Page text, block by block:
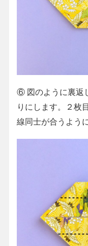
⑥ 図のように裏返
りにします。２枚
線同士が合うよう